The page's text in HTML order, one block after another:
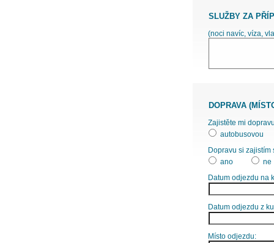
SLUŽBY ZA
(noci navíc, víza,
DOPRAVA
Zajistěte mi
autobusovou
Dopravu si zajistím
ano
ne
Datum odjezdu na
Datum odjezdu z
Místo odjezdu: